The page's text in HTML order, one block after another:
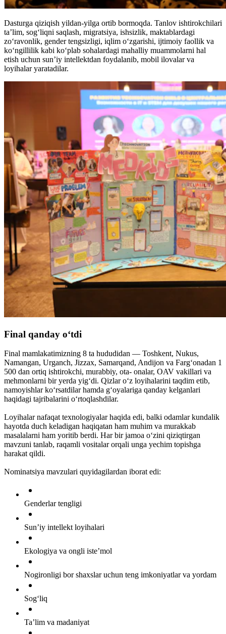
Dasturga qiziqish yildan-yilga ortib bormoqda. Tanlov ishtirokchilari
ta’lim, sog‘liqni saqlash, migratsiya, ishsizlik, maktablardagi
zo‘ravonlik, gender tengsizligi, iqlim o‘zgarishi, ijtimoiy faollik va
ko‘ngillilik kabi ko‘plab sohalardagi mahalliy muammolarni hal
etish uchun sun’iy intellektdan foydalanib, mobil ilovalar va
loyihalar yaratadilar.
Final qanday o‘tdi
Final mamlakatimizning 8 ta hududidan — Toshkent, Nukus,
Namangan, Urganch, Jizzax, Samarqand, Andijon va Farg‘onadan 1
500 dan ortiq ishtirokchi, murabbiy, ota- onalar, OAV vakillari va
mehmonlarni bir yerda yig‘di. Qizlar o‘z loyihalarini taqdim etib,
namoyishlar ko‘rsatdilar hamda g‘oyalariga qanday kelganlari
haqidagi tajribalarini o‘rtoqlashdilar.
Loyihalar nafaqat texnologiyalar haqida edi, balki odamlar kundalik
hayotda duch keladigan haqiqatan ham muhim va murakkab
masalalarni ham yoritib berdi. Har bir jamoa o‘zini qiziqtirgan
mavzuni tanlab, raqamli vositalar orqali unga yechim topishga
harakat qildi.
Nominatsiya mavzulari quyidagilardan iborat edi:
Genderlar tengligi
Sun’iy intellekt loyihalari
Ekologiya va ongli iste’mol
Nogironligi bor shaxslar uchun teng imkoniyatlar va yordam
Sog‘liq
Ta’lim va madaniyat